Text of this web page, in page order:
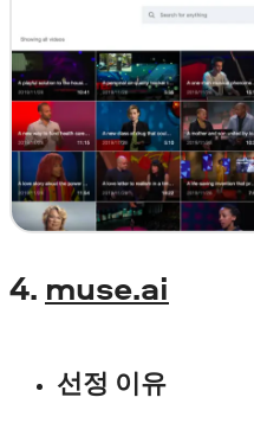
4. muse.ai
선정 이유